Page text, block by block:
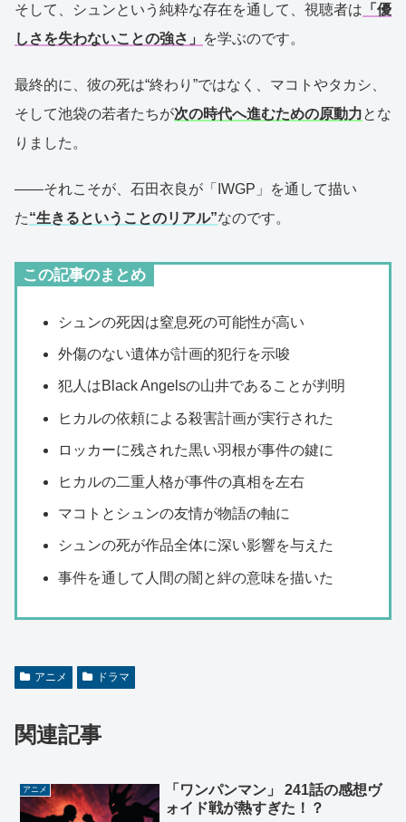
そして、シュンという純粋な存在を通して、視聴者は 「優
しさを失わないことの強さ」
を学ぶのです。
最終的に、彼の死は“終わり”ではなく、マコトやタカシ、
そして池袋の若者たちが次の時代へ進むための原動力とな
りました。
――それこそが、石田衣良が「IWGP」を通して描い
た“生きるということのリアル”なのです。
この記事のまとめ
シュンの死因は窒息死の可能性が高い
外傷のない遺体が計画的犯行を示唆
犯人はBlack Angelsの山井であることが判明
ヒカルの依頼による殺害計画が実行された
ロッカーに残された黒い羽根が事件の鍵に
ヒカルの二重人格が事件の真相を左右
マコトとシュンの友情が物語の軸に
シュンの死が作品全体に深い影響を与えた
事件を通して人間の闇と絆の意味を描いた
アニメ ドラマ
関連記事
アニメ
「ワンパンマン」 241話の感想ヴ
ォイド戦が熱すぎた！？